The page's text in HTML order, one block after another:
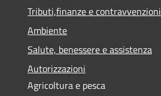
Tributi,finanze e contravvenzioni
Ambiente
Salute, benessere e assistenza
Autorizzazioni
Agricoltura e pesca